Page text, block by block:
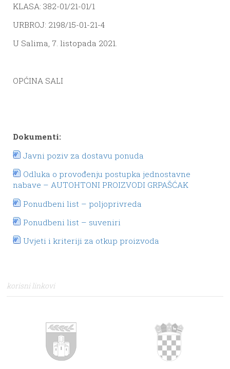
KLASA: 382-01/21-01/1
URBROJ: 2198/15-01-21-4
U Salima, 7. listopada 2021.
OPĆINA SALI
Dokumenti:
Javni poziv za dostavu ponuda
Odluka o provođenju postupka jednostavne
nabave – AUTOHTONI PROIZVODI GRPAŠĆAK
Ponudbeni list – poljoprivreda
Ponudbeni list – suveniri
Uvjeti i kriteriji za otkup proizvoda
korisni linkovi